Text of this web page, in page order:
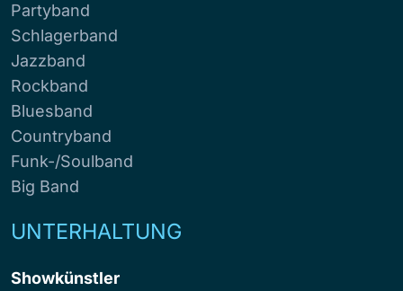
Partyband
Schlagerband
Jazzband
Rockband
Bluesband
Countryband
Funk-/Soulband
Big Band
UNTERHALTUNG
Showkünstler